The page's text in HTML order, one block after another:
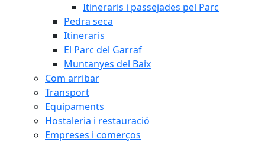
Itineraris i passejades pel Parc
Pedra seca
Itineraris
El Parc del Garraf
Muntanyes del Baix
Com arribar
Transport
Equipaments
Hostaleria i restauració
Empreses i comerços